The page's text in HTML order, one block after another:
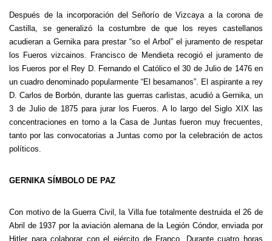
Después de la incorporación del Señorío de Vizcaya a la corona de
Castilla, se generalizó la costumbre de que los reyes castellanos
acudieran a Gernika para prestar “so el Arbol” el juramento de respetar
los Fueros vizcainos. Francisco de Mendieta recogió el juramento de
los Fueros por el Rey D. Fernando el Católico el 30 de Julio de 1476 en
un cuadro denominado popularmente “El besamanos”. El aspirante a rey
D. Carlos de Borbón, durante las guerras carlistas, acudió a Gernika, un
3 de Julio de 1875 para jurar los Fueros. A lo largo del Siglo XIX las
concentraciones en torno a la Casa de Juntas fueron muy frecuentes,
tanto por las convocatorias a Juntas como por la celebración de actos
políticos.
GERNIKA SÍMBOLO DE PAZ
Con motivo de la Guerra Civil, la Villa fue totalmente destruida el 26 de
Abril de 1937 por la aviación alemana de la Legión Cóndor, enviada por
Hitler para colaborar con el ejército de Franco. Durante cuatro horas